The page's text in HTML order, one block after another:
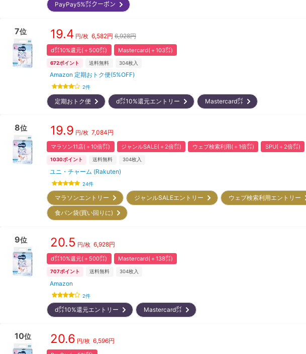
PayPay5%㌽クーポン
7位 19.4 円/枚 6,582円 6,928円
d㌽10%還元(＋500㌽) Mastercard(＋103㌽)
672ポイント 送料無料 304枚入
Amazon 定期おトク便(5%OFF)
2件
定期おトク便 d㌽10%還元エントリー Mastercard㌽
8位 19.9 円/枚 7,084円
マラソン11店(＋10倍㌽) ジャンルSALE(＋2倍㌽) ウェブ検索利用(＋1倍㌽) SPU(＋2倍㌽)
1030ポイント 送料無料 304枚入
ユニ・チャーム (Rakuten)
24件
マラソンエントリー ジャンルSALEエントリー ウェブ検索利用エントリー
食パン袋(買い回りに)
9位 20.5 円/枚 6,928円
d㌽10%還元(＋500㌽) Mastercard(＋138㌽)
707ポイント 送料無料 304枚入
Amazon
2件
d㌽10%還元エントリー Mastercard㌽
10位 20.6 円/枚 6,596円